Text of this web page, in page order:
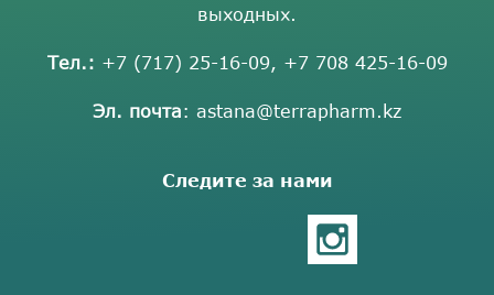
выходных.
Тел.: +7 (717) 25-16-09, +7 708 425-16-09
Эл. почта: astana@terrapharm.kz
Следите за нами